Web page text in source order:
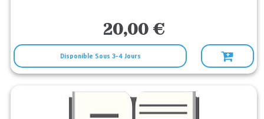
20,00 €
Disponible Sous 3-4 Jours